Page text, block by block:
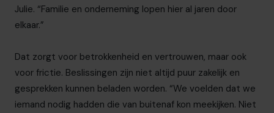
Julie. “Familie en onderneming lopen hier al jaren door
elkaar.”
Dat zorgt voor betrokkenheid en vertrouwen, maar ook
voor frictie. Beslissingen zijn niet altijd puur zakelijk en
gesprekken kunnen beladen worden. “We voelden dat we
iemand nodig hadden die van buitenaf kon meekijken. Niet